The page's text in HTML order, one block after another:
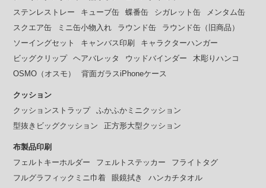
ステンレストレー
キューブ缶 蝶番缶 シガレット缶
メンタム缶
スクエア缶
ミニ缶小物入れ ラウンド缶
ラウンド缶（旧商品）
ソーイングセット
キャンバス印刷
キャラクターハンガー
ビッグクリップ
ヘアバレッタ ウッドバインダー
木彫りハンコ
OSMO（オスモ）
背面ガラスiPhoneケース
クッション
クッションストラップ
ふかふかミニクッション
型抜きビッグクッション
正方形大型クッション
布製品印刷
フェルトキーホルダー
フェルトステッカー
フライトタグ
フルグラフィックミニ巾着
眼鏡拭き
ハンカチタオル